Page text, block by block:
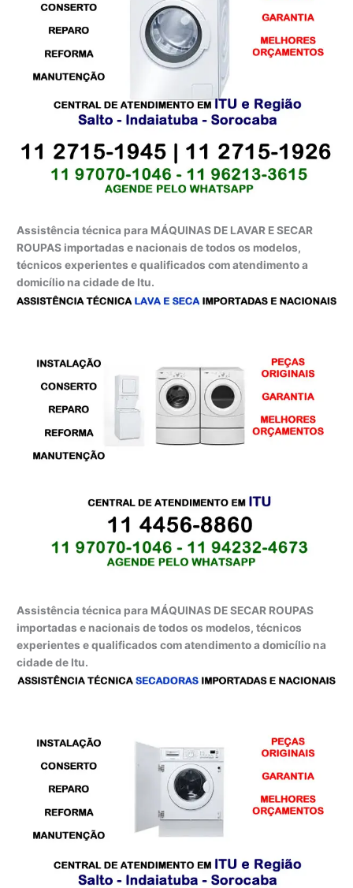
Assistência técnica para MÁQUINAS DE LAVAR E SECAR
ROUPAS importadas e nacionais de todos os modelos,
técnicos experientes e qualificados com atendimento a
domicílio na cidade de Itu.
Assistência técnica para MÁQUINAS DE SECAR ROUPAS
importadas e nacionais de todos os modelos, técnicos
experientes e qualificados com atendimento a domicílio na
cidade de Itu.